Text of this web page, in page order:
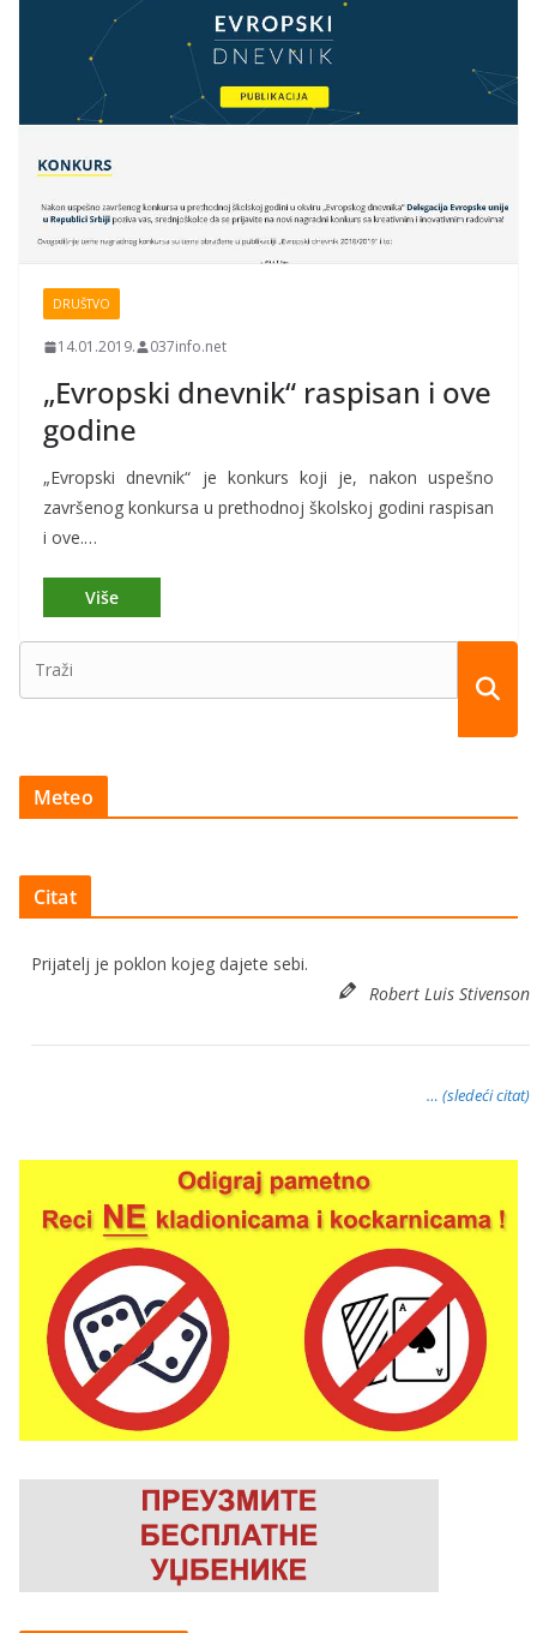
DRUŠTVO
14.01.2019. 037info.net
„Evropski dnevnik“ raspisan i ove
godine
„Evropski dnevnik“ je konkurs koji je, nakon uspešno
završenog konkursa u prethodnoj školskoj godini raspisan
i ove.…
Meteo
Citat
Prijatelj je poklon kojeg dajete sebi.
Robert Luis Stivenson
… (sledeći citat)